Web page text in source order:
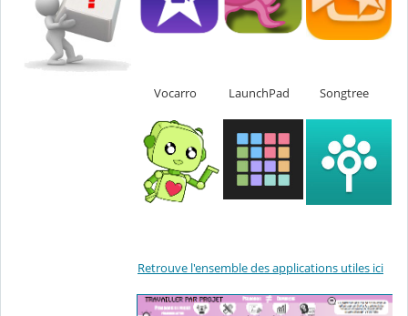
Vocarro LaunchPad Songtree
Retrouve l'ensemble des applications utiles ici